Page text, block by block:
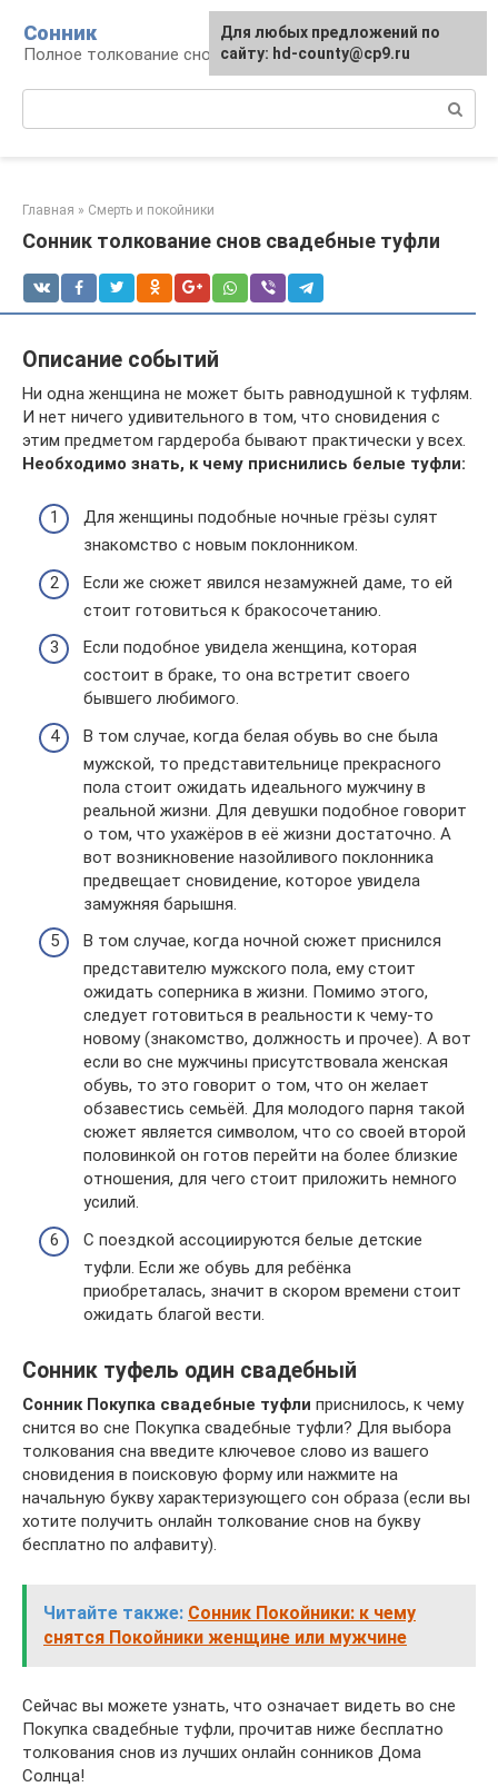
контенту
Сонник
Полное толкование снов
Главная » Смерть и покойники
Сонник толкование снов свадебные туфли
Описание событий
Ни одна женщина не может быть равнодушной к туфлям.
И нет ничего удивительного в том, что сновидения с
этим предметом гардероба бывают практически у всех.
Необходимо знать, к чему приснились белые туфли:
Для женщины подобные ночные грёзы сулят
знакомство с новым поклонником.
Если же сюжет явился незамужней даме, то ей
стоит готовиться к бракосочетанию.
Если подобное увидела женщина, которая
состоит в браке, то она встретит своего
бывшего любимого.
В том случае, когда белая обувь во сне была
мужской, то представительнице прекрасного
пола стоит ожидать идеального мужчину в
реальной жизни. Для девушки подобное говорит
о том, что ухажёров в её жизни достаточно. А
вот возникновение назойливого поклонника
предвещает сновидение, которое увидела
замужняя барышня.
В том случае, когда ночной сюжет приснился
представителю мужского пола, ему стоит
ожидать соперника в жизни. Помимо этого,
следует готовиться в реальности к чему-то
новому (знакомство, должность и прочее). А вот
если во сне мужчины присутствовала женская
обувь, то это говорит о том, что он желает
обзавестись семьёй. Для молодого парня такой
сюжет является символом, что со своей второй
половинкой он готов перейти на более близкие
отношения, для чего стоит приложить немного
усилий.
С поездкой ассоциируются белые детские
туфли. Если же обувь для ребёнка
приобреталась, значит в скором времени стоит
ожидать благой вести.
Сонник туфель один свадебный
Сонник Покупка свадебные туфли приснилось, к чему
снится во сне Покупка свадебные туфли? Для выбора
толкования сна введите ключевое слово из вашего
сновидения в поисковую форму или нажмите на
начальную букву характеризующего сон образа (если вы
хотите получить онлайн толкование снов на букву
бесплатно по алфавиту).
Читайте также: Сонник Покойники: к чему
снятся Покойники женщине или мужчине
Сейчас вы можете узнать, что означает видеть во сне
Покупка свадебные туфли, прочитав ниже бесплатно
толкования снов из лучших онлайн сонников Дома
Солнца!
Для любых предложений по
сайту: hd-county@cp9.ru